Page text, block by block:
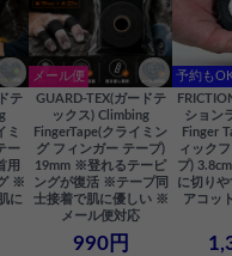
テ
ミ
ー
用
※
に
メール便
GUARD-TEX(ガードテ
ックス) Climbing
FingerTape(クライミン
グ フィンガー テープ)
19mm ※登れるテーピ
ングが復活 ※テープ同
士接着で肌に優しい ※
メール便対応
990円
予約も
ション
Finger
ィック
プ)
に切り
アコッ